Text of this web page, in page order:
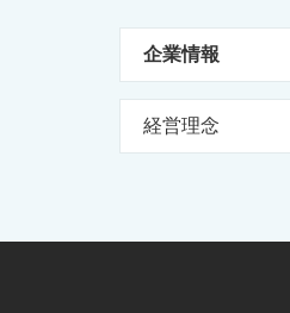
企業情報
経営理念